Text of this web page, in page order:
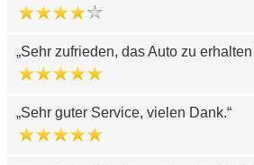
Sehr zufrieden, das Auto zu
Sehr guter Service, vielen Dank.